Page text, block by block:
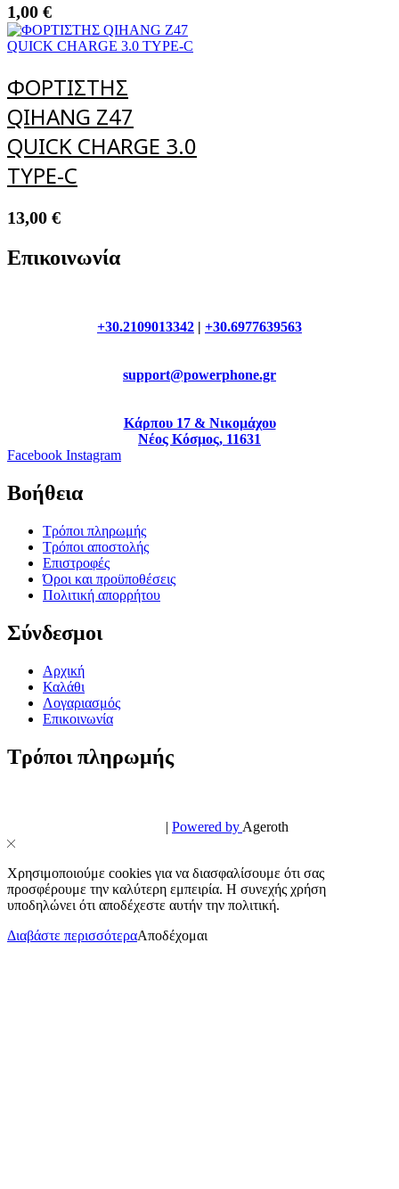
1,00 €
ΦΟΡΤΙΣΤΗΣ
QIHANG Z47
QUICK CHARGE 3.0
TYPE-C
13,00 €
Επικοινωνία
+30.2109013342 +30.6977639563
support@powerphone.gr
Κάρπου 17 & Νικομάχου
Νέος Κόσμος, 11631
Facebook Instagram
Βοήθεια
Τρόποι πληρωμής
Τρόποι αποστολής
Επιστροφές
Όροι και προϋποθέσεις
Πολιτική απορρήτου
Σύνδεσμοι
Αρχική
Καλάθι
Λογαριασμός
Επικοινωνία
Τρόποι πληρωμής
| Powered by Ageroth
Χρησιμοποιούμε cookies για να διασφαλίσουμε ότι σας
προσφέρουμε την καλύτερη εμπειρία. Η συνεχής χρήση
υποδηλώνει ότι αποδέχεστε αυτήν την πολιτική.
Διαβάστε περισσότεραΑποδέχομαι